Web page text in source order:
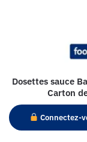
Dosettes sauce
Carton
Connectez-